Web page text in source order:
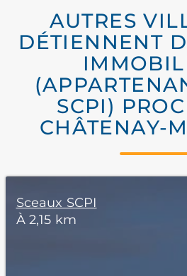
AUTRES
DÉTIENNENT
SCPI)
CHÂTENAY-
Sceaux SCPI
À 2,15 km